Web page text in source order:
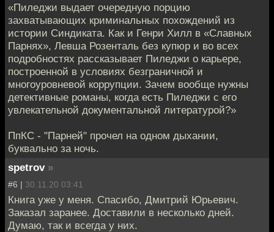
«Пиледжи выдает очередную порцию
захватывающих криминальных похождений из
истории Синдиката. Как и Генри Хилл в «Славных
Парнях», Левша Розенталь без купюр и во всех
подробностях рассказывает Пиледжи о карьере,
построенной в условиях безграничной и
многоуровневой коррупции. Зачем вообще нужны
детективные романы, когда есть Пиледжи с его
увлекательной документальной литературой?»
ПпКС - "Парней" прочел на одном дыхании,
буквально за ночь.
spetrov »
#6 | 30.11.20 03:41
Книга уже у меня. Спасибо, Дмитрий Юрьевич.
Заказал заранее. Доставили в несколько дней.
Думаю, так и всегда у них.